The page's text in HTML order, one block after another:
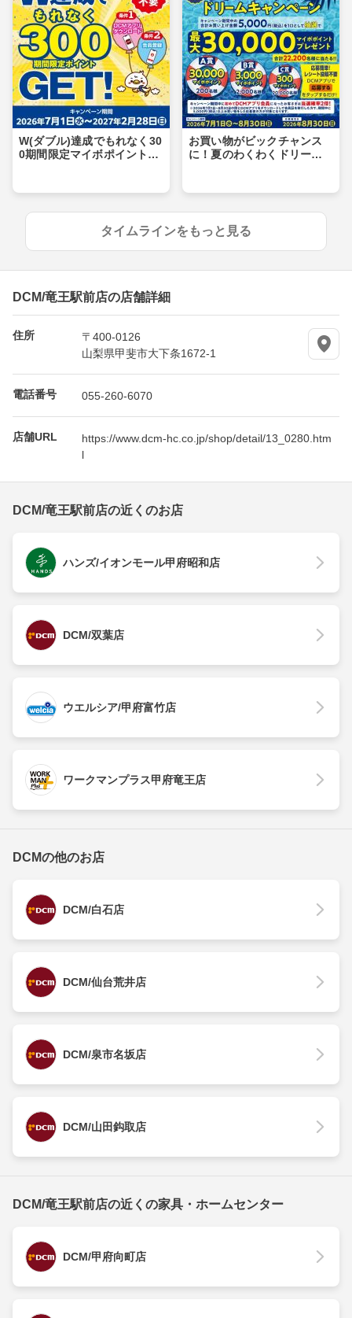
W(ダブル)達成でもれなく30
0期間限定マイボポイントG
お買い物がビックチャンス
に！夏のわくわくドリーム
タイムラインをもっと見る
DCM/竜王駅前店の店舗詳細
住所
〒400-0126
山梨県甲斐市大下条1672-1
電話番号 055-260-6070
店舗URL
https://www.dcm-hc.co.jp/shop/detail/13_0280.htm
l
DCM/竜王駅前店の近くのお店
ハンズ/イオンモール甲府昭和店
DCM/双葉店
ウエルシア/甲府富竹店
ワークマンプラス甲府竜王店
DCMの他のお店
DCM/白石店
DCM/仙台荒井店
DCM/泉市名坂店
DCM/山田鈎取店
DCM/竜王駅前店の近くの家具・ホームセンター
DCM/甲府向町店